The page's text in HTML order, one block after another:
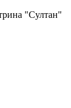
"Султан"